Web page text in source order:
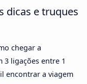
dicas e truques
chegar a
3 ligações entre 1
encontrar a viagem